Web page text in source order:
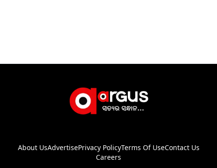
About UsAdvertisePrivacy PolicyTerms Of UseContact Us
Careers